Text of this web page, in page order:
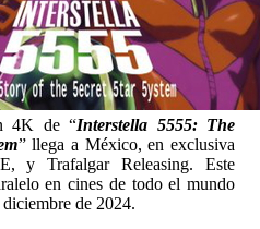
4K de “Interstella 5555: The
” llega a México, en exclusiva
y Trafalgar Releasing. Este
en cines de todo el mundo
de 2024.